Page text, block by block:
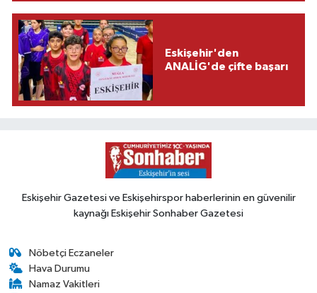
Eskişehir'den
ANALİG'de çifte başarı
Eskişehir Gazetesi ve Eskişehirspor haberlerinin en güvenilir
kaynağı Eskişehir Sonhaber Gazetesi
Nöbetçi Eczaneler
Hava Durumu
Namaz Vakitleri